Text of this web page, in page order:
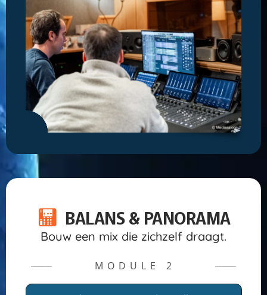
BALANS & PANORAMA
Bouw een mix die zichzelf draagt.
───── MODULE 2 ─────